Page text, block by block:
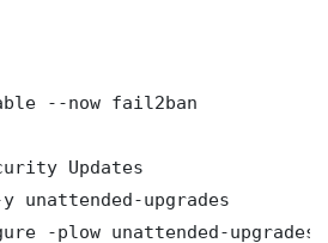
--now fail2ban
Updates
upgrades
-plow unattended-upgrades